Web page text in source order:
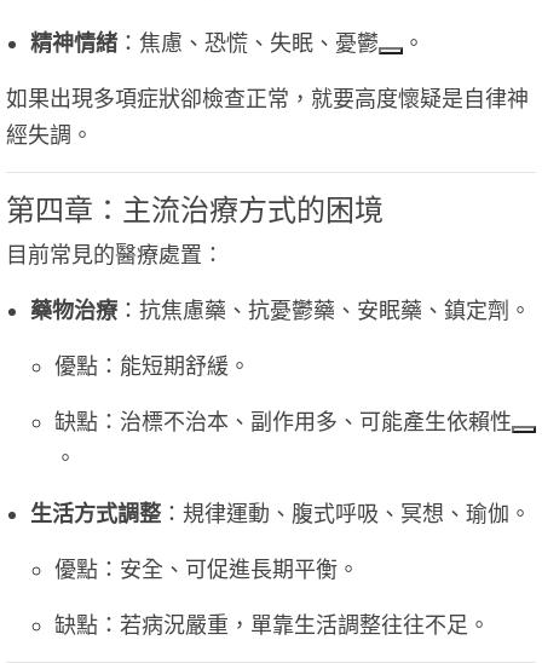
精神情緒 ：焦慮、恐慌、失眠、憂鬱
。
如果出現多項症狀卻檢查正常，就要高度懷疑是自律神
經失調。
第四章：主流治療方式的困境
目前常見的醫療處置：
藥物治療：抗焦慮藥、抗憂鬱藥、安眠藥、鎮定劑。
優點：能短期舒緩。
缺點：治標不治本、副作用多、可能產生依賴性
。
生活方式調整 ：規律運動、腹式呼吸、冥想、瑜伽。
優點：安全、可促進長期平衡。
缺點：若病況嚴重，單靠生活調整往往不足。